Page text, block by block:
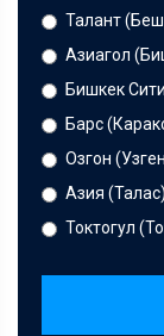
Талант
Азиагол
Бишкек
Барс
Озгон
Азия (Талас)
Токтогул